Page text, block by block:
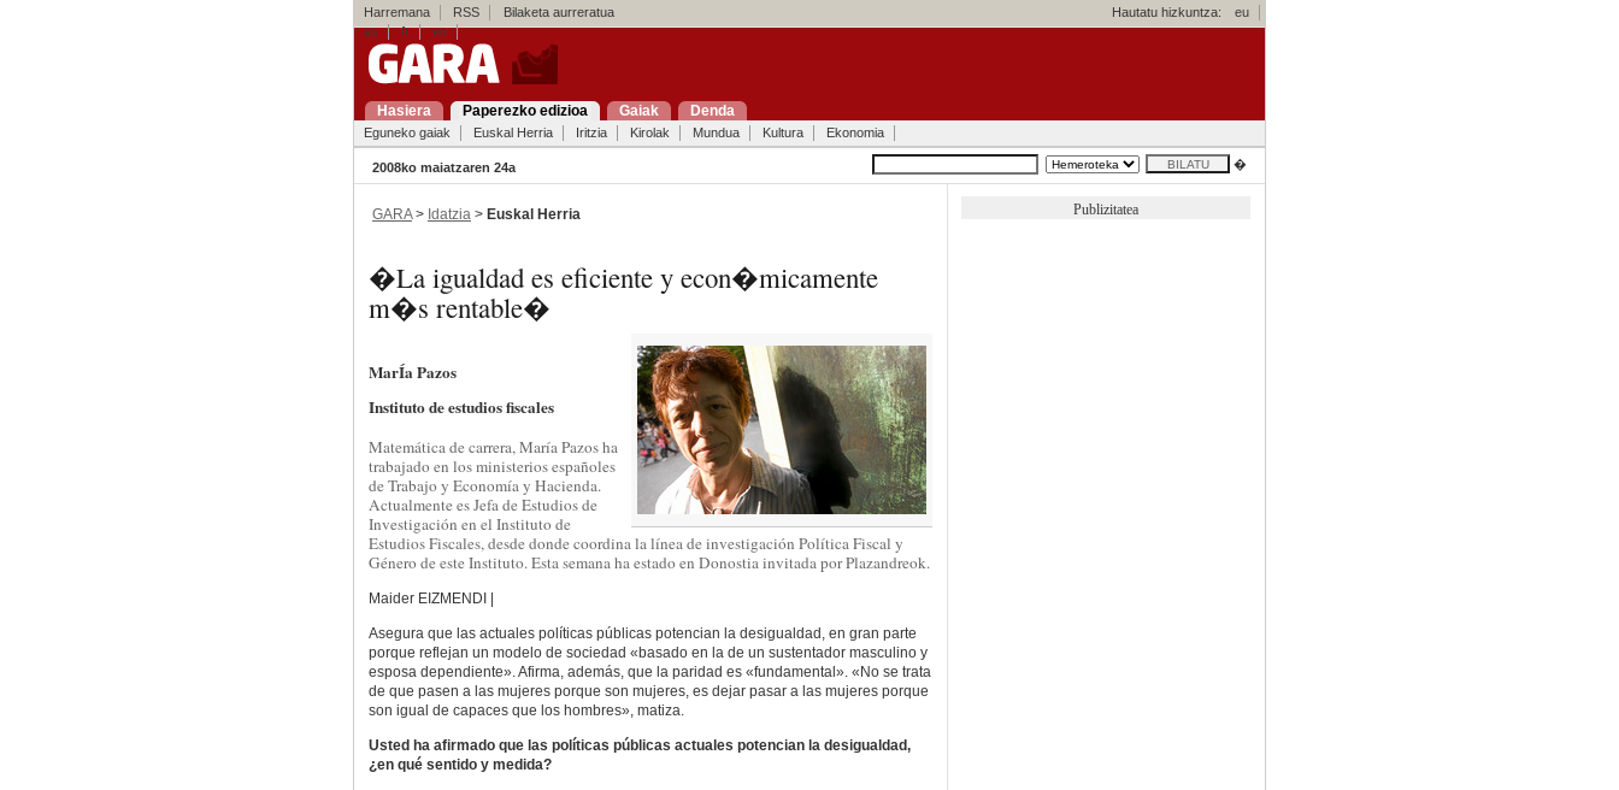
Harremana RSS Bilaketa aurreratua Hautatu hizkuntza:
eu
es
fr en
Hasiera Paperezko edizioa Gaiak Denda
Eguneko gaiak Euskal Herria Iritzia Kirolak Mundua Kultura Ekonomia
2008ko maiatzaren 24a �
GARA> Idatzia > Euskal Herria
�La igualdad es eficiente y econ�micamente
m�s rentable�
MarÍa Pazos
Instituto de estudios fiscales
Matemática de carrera, María Pazos ha
trabajado en los ministerios españoles
de Trabajo y Economía y Hacienda.
Actualmente es Jefa de Estudios de
Investigación en el Instituto de
Estudios Fiscales, desde donde coordina la línea de investigación Política Fiscal y
Género de este Instituto. Esta semana ha estado en Donostia invitada por Plazandreok.
Maider EIZMENDI |
Asegura que las actuales políticas públicas potencian la desigualdad, en gran parte
porque reflejan un modelo de sociedad «basado en la de un sustentador masculino y
esposa dependiente». Afirma, además, que la paridad es «fundamental». «No se trata
de que pasen a las mujeres porque son mujeres, es dejar pasar a las mujeres porque
son igual de capaces que los hombres», matiza.
Usted ha afirmado que las políticas públicas actuales potencian la desigualdad,
¿en qué sentido y medida?
Publizitatea